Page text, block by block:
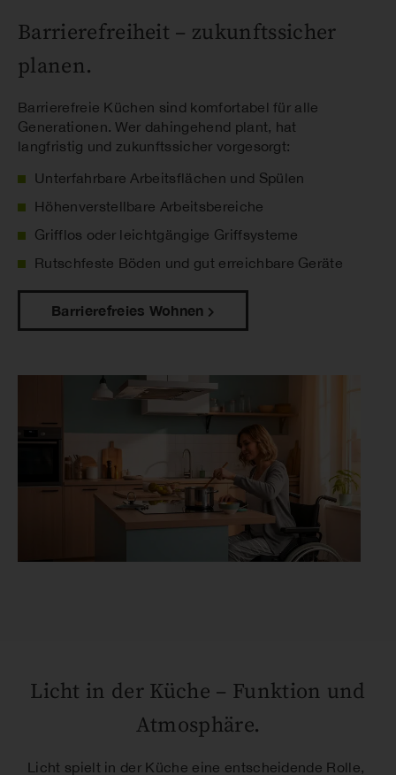
Barrierefreiheit – zukunftssicher
planen.
Barrierefreie Küchen sind komfortabel für alle
Generationen. Wer dahingehend plant, hat
langfristig und zukunftssicher vorgesorgt:
Unterfahrbare Arbeitsflächen und Spülen
Höhenverstellbare Arbeitsbereiche
Grifflos oder leichtgängige Griffsysteme
Rutschfeste Böden und gut erreichbare Geräte
Barrierefreies Wohnen
Licht in der Küche – Funktion und
Atmosphäre.
Licht spielt in der Küche eine entscheidende Rolle,